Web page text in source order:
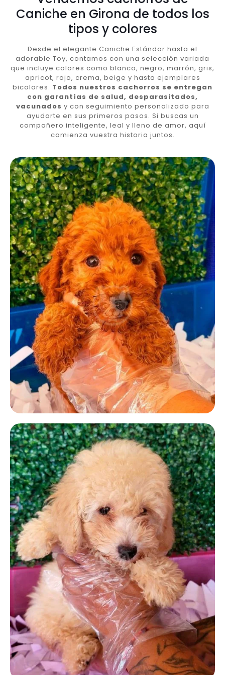
Caniche en Girona de todos los
tipos y colores
Desde el elegante Caniche Estándar hasta el
adorable Toy, contamos con una selección variada
que incluye colores como blanco, negro, marrón, gris,
apricot, rojo, crema, beige y hasta ejemplares
bicolores. Todos nuestros cachorros se entregan
con garantías de salud, desparasitados,
vacunados y con seguimiento personalizado para
ayudarte en sus primeros pasos. Si buscas un
compañero inteligente, leal y lleno de amor, aquí
comienza vuestra historia juntos.